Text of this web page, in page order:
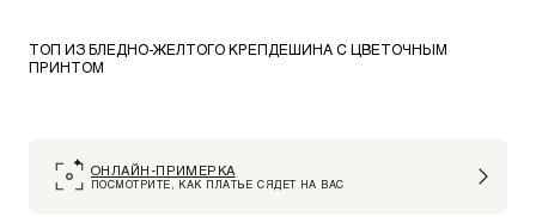
ТОП ИЗ БЛЕДНО-ЖЕЛТОГО КРЕПДЕШИНА С ЦВЕТОЧНЫМ
ПРИНТОМ
ОНЛАЙН-ПРИМЕРКА
ПОСМОТРИТЕ, КАК ПЛАТЬЕ СЯДЕТ НА ВАС